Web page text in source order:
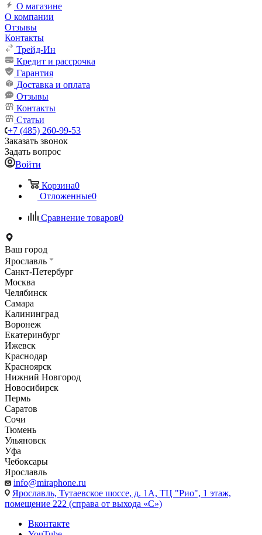
О магазине
О компании
Отзывы
Контакты
Трейд-Ин
Кредит и рассрочка
Гарантия
Доставка и оплата
Отзывы
Контакты
Статьи
+7 (485) 260-99-53
Заказать звонок
Задать вопрос
Войти
Корзина0
Отложенные0
Сравнение товаров0
Ваш город
Ярославль
Санкт-Петербург
Москва
Челябинск
Самара
Калининград
Воронеж
Екатеринбург
Ижевск
Краснодар
Красноярск
Нижний Новгород
Новосибирск
Пермь
Саратов
Сочи
Тюмень
Ульяновск
Уфа
Чебоксары
Ярославль
info@miraphone.ru
Ярославль, Тутаевское шоссе, д. 1А, ТЦ "Рио", 1 этаж,
помещение 222 (справа от выхода «С»)
Вконтакте